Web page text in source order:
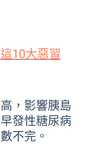
10大惡習
，影響胰島
發性糖尿病
不完。